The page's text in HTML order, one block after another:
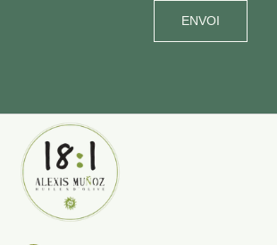
ENVOI